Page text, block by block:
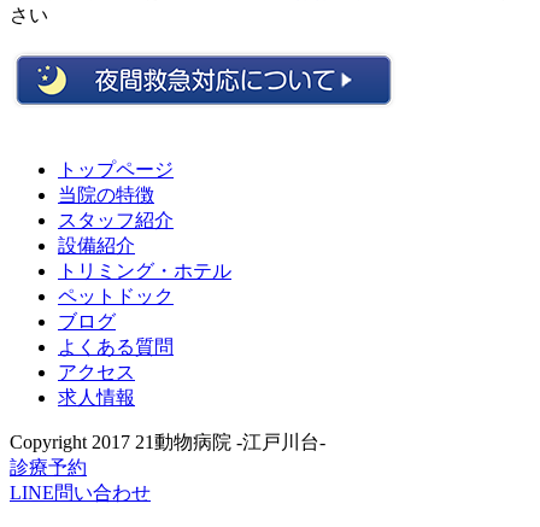
さい
トップページ
当院の特徴
スタッフ紹介
設備紹介
トリミング・ホテル
ペットドック
ブログ
よくある質問
アクセス
求人情報
Copyright 2017 21動物病院 -江戸川台-
診療予約
LINE問い合わせ